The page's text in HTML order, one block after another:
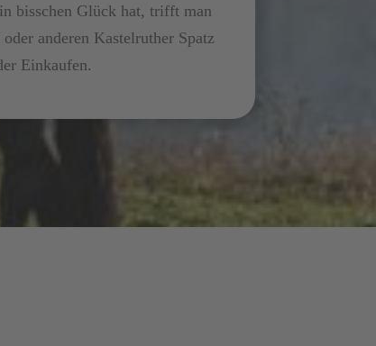
bisschen Glück hat, trifft man
anderen Kastelruther Spatz
Einkaufen.